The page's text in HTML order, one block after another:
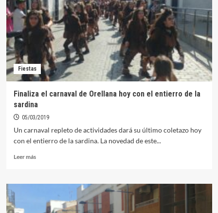
una
plaza
de
agente
Policía
Local
Fiestas
Finaliza el carnaval de Orellana hoy con el entierro de la
sardina
05/03/2019
Un carnaval repleto de actividades dará su último coletazo hoy
con el entierro de la sardina. La novedad de este...
Leer másLeer
Finaliza
carnaval